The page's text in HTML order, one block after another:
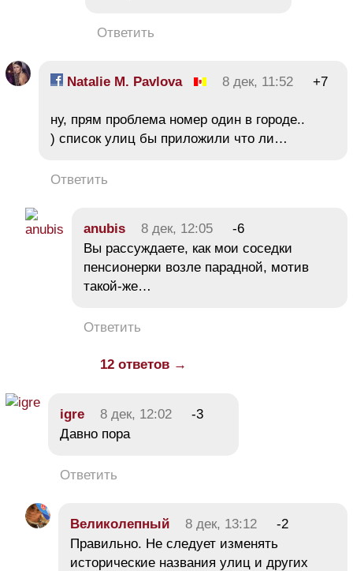
Ответить
Natalie M. Pavlova 8 дек, 11:52 +7
ну, прям проблема номер один в городе..
) список улиц бы приложили что ли…
Ответить
anubis 8 дек, 12:05
-6
Вы рассуждаете, как мои соседки
пенсионерки возле парадной, мотив
такой-же…
Ответить
12 ответов →
igre 8 дек, 12:02
-3
Давно пора
Ответить
Великолепный 8 дек, 13:12
-2
Правильно. Не следует изменять
исторические названия улиц и других